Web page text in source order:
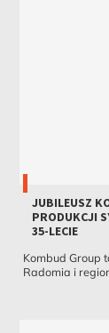
JUBILEUSZ
PRODUKCJI
35-LECIE
Kombud Group
Radomia i